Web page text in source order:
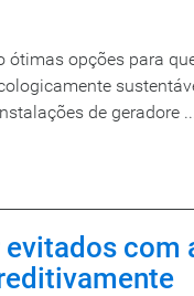
ótimas opções para
de geradore
com